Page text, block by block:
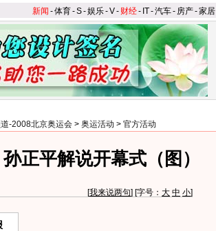
新闻 -体育-S-娱乐-V- 财经- IT-汽车- 房产-家居
-2008北京奥运会 > 奥运活动 > 官方活动
正平解说开幕式（图）
[我来说两句] [字号： 大 中 小]